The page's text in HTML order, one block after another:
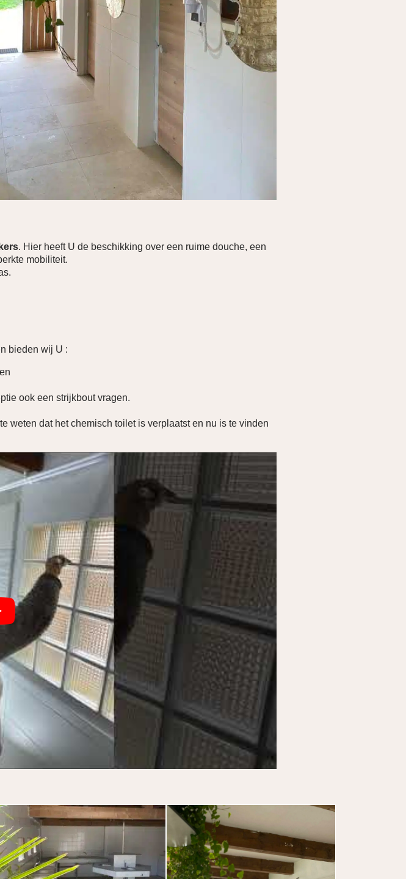
. Hier heeft U de beschikking over een ruime douche, een
mobiliteit.
bieden wij U :
ook een strijkbout vragen.
weten dat het chemisch toilet is verplaatst en nu is te vinden